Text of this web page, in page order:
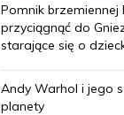
Pomnik
przyciągnąć do
starające się o
Andy Warhol i jego
planety